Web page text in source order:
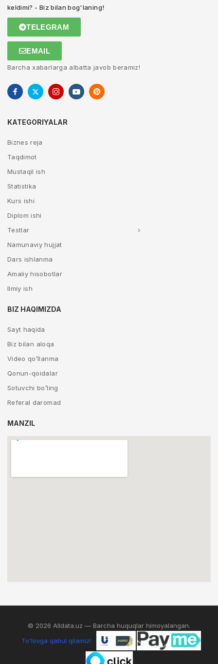
keldimi? - Biz bilan bog'laning!
TELEGRAM
EMAIL
Barcha xabarlarga albatta javob beramiz!
KATEGORIYALAR
Biznes reja
Taqdimot
Mustaqil ish
Statistika
Kurs ishi
Diplom ishi
Testlar
Namunaviy hujjat
Dars ishlanma
Amaliy hisobotlar
Ilmiy ish
BIZ HAQIMIZDA
Sayt haqida
Biz bilan aloqa
Video qo’llanma
Qonun-qoidalar
Sotuvchi bo’ling
Referal daromad
MANZIL
© 2026 Alldata.uz — Barcha huquqlar himoyalangan.
To'lovga qabul qilamiz!